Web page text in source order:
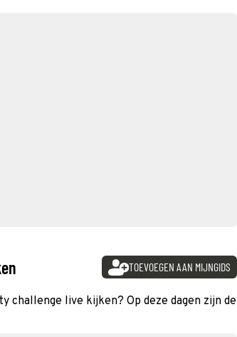
TOEVOEGEN AAN MIJNGIDS
challenge live kijken? Op deze dagen zijn de